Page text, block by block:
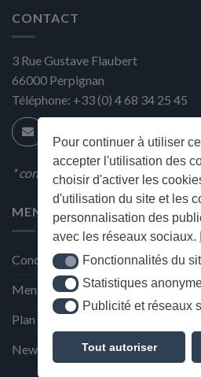
Pour continuer à utiliser
accepter l'utilisation des
choisir d'activer les
d'utilisation du site et les
personnalisation des
avec les réseaux sociaux.
Fonctionnalités du site
Fonctionnalités du
Statistiques anonymes
Statistiques
Publicité et réseaux
Publicité et réseaux
Tout autoriser
CONTACT
3 Rue Gustave Flaubert
66000 Perpignan
Téléphone: +33 (0) 4 68 34 25 45
* condition en magasin
MENU
Conditions générales de ventes
Mentions Légales et Politique de
Plan du site
Newsletter de la Maison Deffès